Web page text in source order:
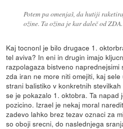
Potem pa omenjaš, da hutiji
ožine. Ta ožina je kar daleč od ZDA.
Kaj tocnonl je bilo drugace 1.
tel aviva? In eni in drugin imajo
razpolagaza bistveno
zda iran ne more niti omejiti, kaj
strani balistiko v konkretnih
se je pokazalo 1. oktobra. Ta napad
pozicino. Izrael je nekaj moral
zadevo lahko brez tezav oznaci za
so oboji srecni, do naslednjega